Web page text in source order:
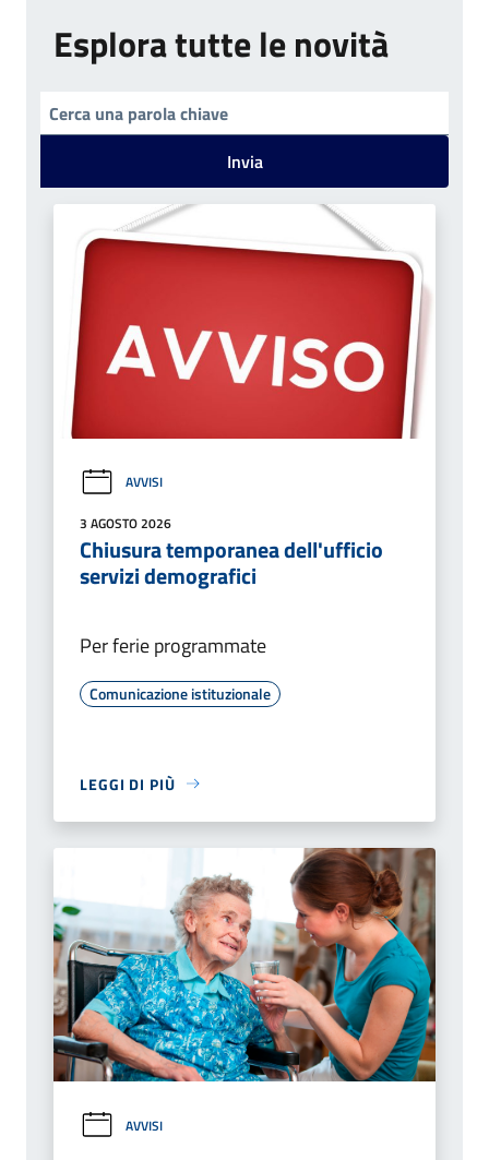
Esplora tutte le novità
Invia
AVVISI
3 AGOSTO 2026
Chiusura temporanea dell'ufficio
servizi demografici
Per ferie programmate
Comunicazione istituzionale
LEGGI DI PIÙ
AVVISI